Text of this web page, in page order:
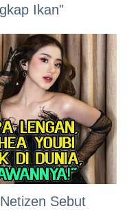
Ikan"
Sebut